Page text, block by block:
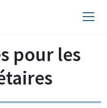
pour les